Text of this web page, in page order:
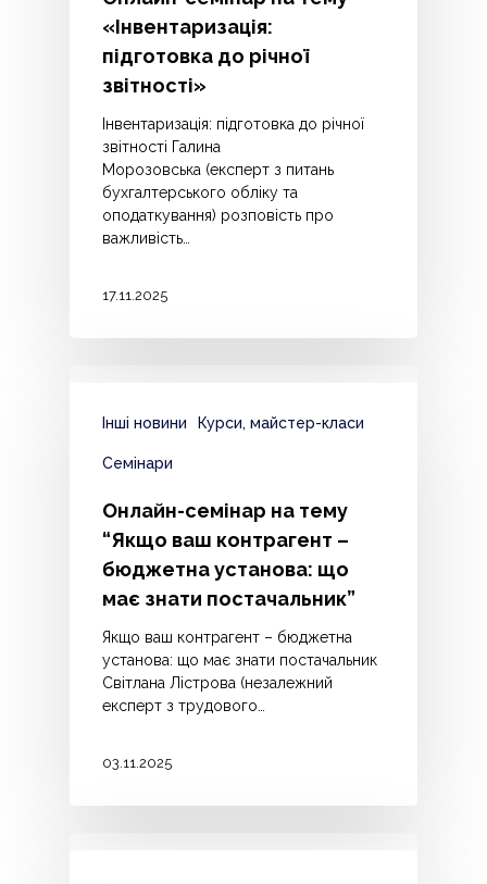
«Інвентаризація:
підготовка до річної
звітності»
Інвентаризація: підготовка до річної
звітності Галина
Морозовська (експерт з питань
бухгалтерського обліку та
оподаткування) розповість про
важливість…
17.11.2025
Інші новини Курси, майстер-класи
Семінари
Онлайн-семінар на тему
“Якщо ваш контрагент –
бюджетна установа: що
має знати постачальник”
Якщо ваш контрагент – бюджетна
установа: що має знати постачальник
Світлана Лістрова (незалежний
експерт з трудового…
03.11.2025